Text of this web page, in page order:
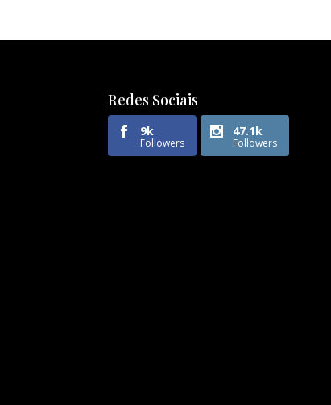
Redes Sociais
9k
Followers
47.1k
Followers